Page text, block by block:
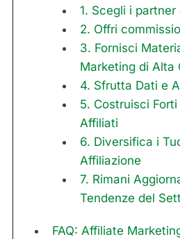
1. Scegli i
2. Offri
3. Fornisci
Marketing di Alta
4. Sfrutta Dati e
5. Costruisci
Affiliati
6. Diversifica i
Affiliazione
7. Rimani
Tendenze del
FAQ: Affiliate